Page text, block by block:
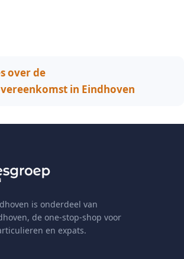
over de
in Eindhoven
is onderdeel van
de one-stop-shop voor
en expats.